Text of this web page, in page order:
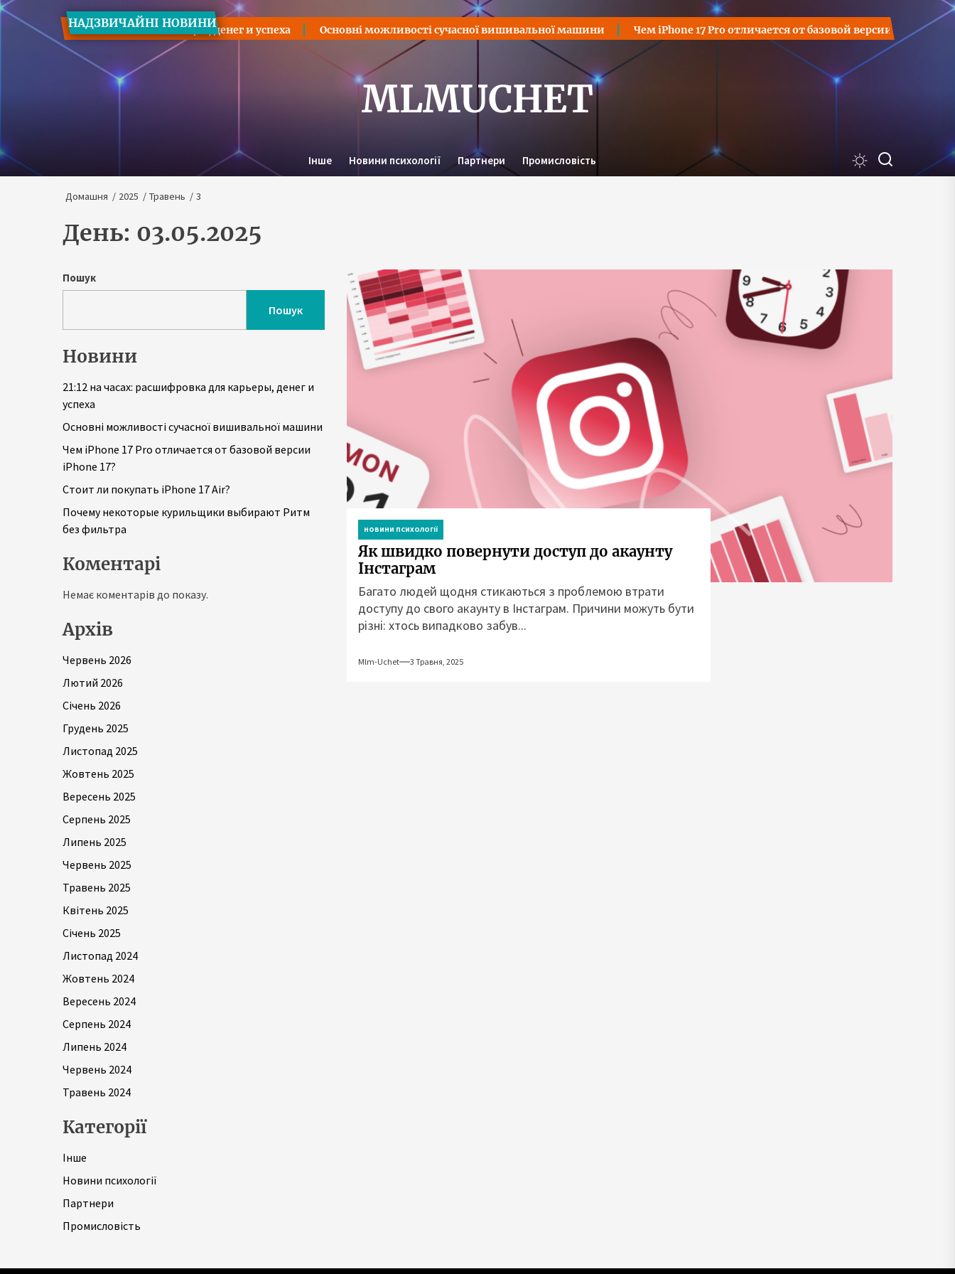
Перейти
НАДЗВИЧАЙНІ НОВИНИ
часах: расшифровка для карьеры, денег и успеха Основні можливості сучасної вишивальної машини Чем iPhone 17 Pro отличается от базовой версии iPhone 17?
MLMUCHET
Інше Новини психології Партнери Промисловість
Домашня 2025 Травень 3
День: 03.05.2025
НОВИНИ ПСИХОЛОГІЇ
Як швидко повернути доступ до акаунту
Інстаграм
Багато людей щодня стикаються з проблемою втрати
доступу до свого акаунту в Інстаграм. Причини можуть бути
різні: хтось випадково забув...
Mlm-Uchet 3 Травня, 2025
Пошук
Пошук
Новини
21:12 на часах: расшифровка для карьеры, денег и
успеха
Основні можливості сучасної вишивальної машини
Чем iPhone 17 Pro отличается от базовой версии
iPhone 17?
Стоит ли покупать iPhone 17 Air?
Почему некоторые курильщики выбирают Ритм
без фильтра
Коментарі
Немає коментарів до показу.
Архів
Червень 2026
Лютий 2026
Січень 2026
Грудень 2025
Листопад 2025
Жовтень 2025
Вересень 2025
Серпень 2025
Липень 2025
Червень 2025
Травень 2025
Квітень 2025
Січень 2025
Листопад 2024
Жовтень 2024
Вересень 2024
Серпень 2024
Липень 2024
Червень 2024
Травень 2024
Категорії
Інше
Новини психології
Партнери
Промисловість